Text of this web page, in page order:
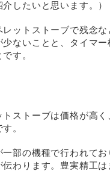
したいと思います。）
レットストーブで残念
ないことと、タイマー
す。
トストーブは価格が高
。
部の機種で行われて
伝わります。豊実精工